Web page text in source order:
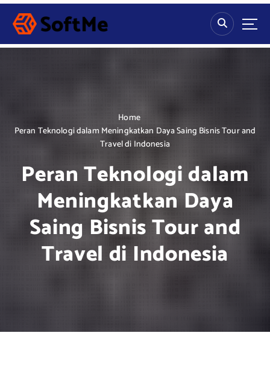
S
p
Home
Peran Teknologi dalam Meningkatkan Daya Saing Bisnis Tour and
Travel di Indonesia
Peran Teknologi dalam
Meningkatkan Daya
Saing Bisnis Tour and
Travel di Indonesia